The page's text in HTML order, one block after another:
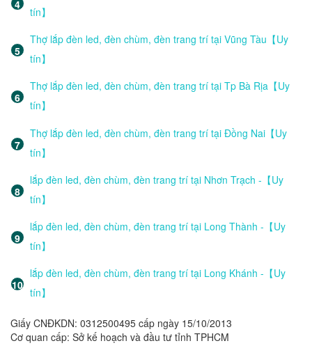
tín】
Thợ lắp đèn led, đèn chùm, đèn trang trí tại Vũng Tàu【Uy
tín】
Thợ lắp đèn led, đèn chùm, đèn trang trí tại Tp Bà Rịa【Uy
tín】
Thợ lắp đèn led, đèn chùm, đèn trang trí tại Đồng Nai【Uy
tín】
lắp đèn led, đèn chùm, đèn trang trí tại Nhơn Trạch -【Uy
tín】
lắp đèn led, đèn chùm, đèn trang trí tại Long Thành -【Uy
tín】
lắp đèn led, đèn chùm, đèn trang trí tại Long Khánh -【Uy
tín】
Giấy CNĐKDN: 0312500495 cấp ngày 15/10/2013
Cơ quan cấp: Sở kế hoạch và đầu tư tỉnh TPHCM